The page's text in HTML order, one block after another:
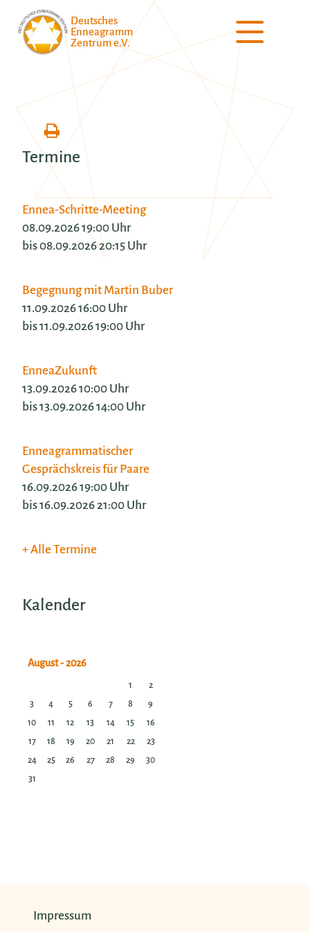
Deutsches
Enneagramm
Zentrum e.V.
Termine
Ennea-Schritte-Meeting
08.09.2026 19:00 Uhr
bis 08.09.2026 20:15 Uhr
Begegnung mit Martin Buber
11.09.2026 16:00 Uhr
bis 11.09.2026 19:00 Uhr
EnneaZukunft
13.09.2026 10:00 Uhr
bis 13.09.2026 14:00 Uhr
Enneagrammatischer
Gesprächskreis für Paare
16.09.2026 19:00 Uhr
bis 16.09.2026 21:00 Uhr
Alle Termine
Kalender
1
2
3
4 5 6 7 8
9
10
11 12 13 14 15
16
17
18 19 20 21 22
23
24
25 26 27 28 29
30
31
Impressum